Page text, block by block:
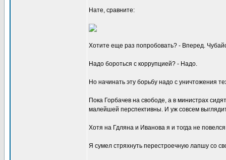
Нате, сравните:
Хотите еще раз попробовать? - Вперед.
Надо бороться с коррупцией? - Надо.
Но начинать эту борьбу надо с уничтожения
Пока Горбачев на свободе, а в министрах
малейшей перспективны. И уж совсем
Хотя на Гдляна и Иванова я и тогда не
Я сумел стряхнуть перестроечную лапшу со